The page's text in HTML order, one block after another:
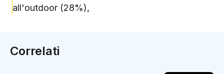
all'outdoor (28%),
Correlati